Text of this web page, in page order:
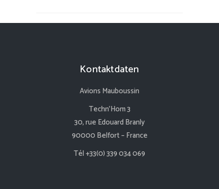
Kontaktdaten
Avions Mauboussin
Techn’Hom 3
30, rue Edouard Branly
90000 Belfort – France
Tél +33(0) 339 034 069